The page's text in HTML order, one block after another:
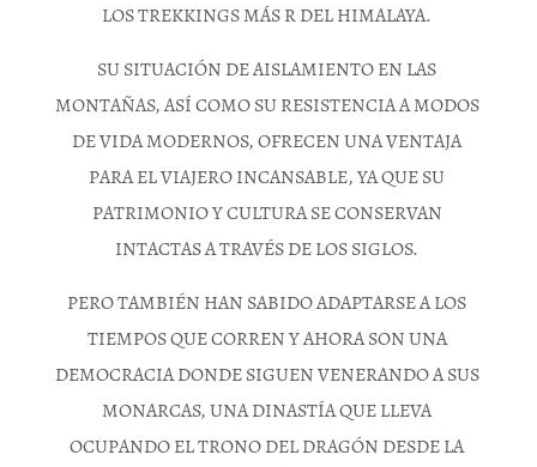
LOS TREKKINGS MÁS R DEL HIMALAYA.
SU SITUACIÓN DE AISLAMIENTO EN LAS
MONTAÑAS, ASÍ COMO SU RESISTENCIA A MODOS
DE VIDA MODERNOS, OFRECEN UNA VENTAJA
PARA EL VIAJERO INCANSABLE, YA QUE SU
PATRIMONIO Y CULTURA SE CONSERVAN
INTACTAS A TRAVÉS DE LOS SIGLOS.
PERO TAMBIÉN HAN SABIDO ADAPTARSE A LOS
TIEMPOS QUE CORREN Y AHORA SON UNA
DEMOCRACIA DONDE SIGUEN VENERANDO A SUS
MONARCAS, UNA DINASTÍA QUE LLEVA
OCUPANDO EL TRONO DEL DRAGÓN DESDE LA